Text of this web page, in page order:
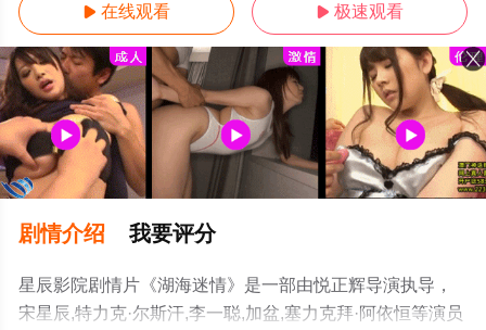
 在线观看  极速观看
剧情介绍 我要评分
星辰影院剧情片《湖海迷情》是一部由悦正辉导演执导，
宋星辰,特力克·尔斯汗,李一聪,加盆,塞力克拜·阿依恒等演员